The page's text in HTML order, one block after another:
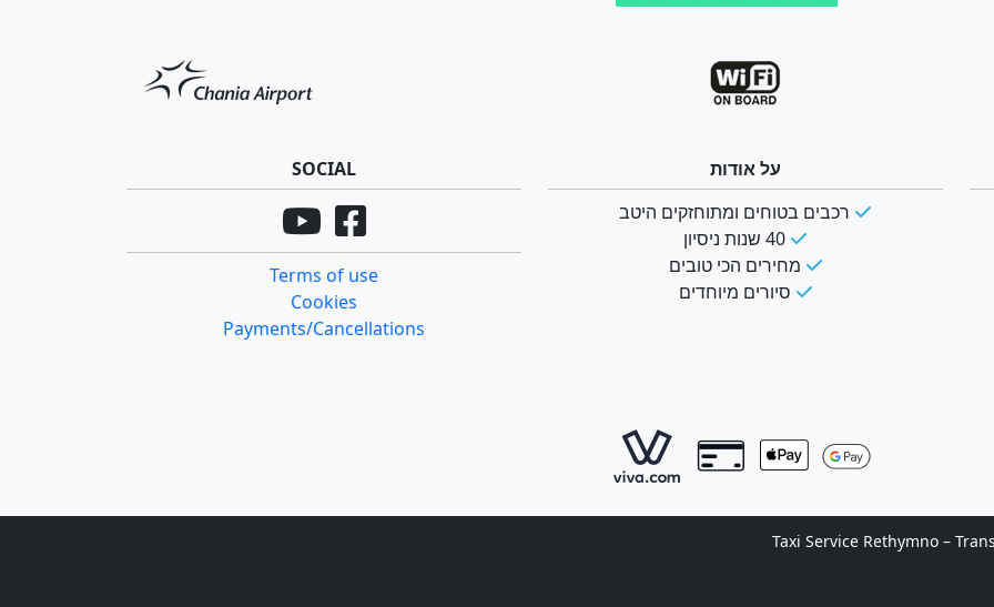
על אודות
רכבים בטוחים ומתוחזקים היטב
מחירים הכי טובים
סיורים מיוחדים
SOCIAL
Terms of use
Cookies
Payments/Cancellations
© 2011- 2026 Taxi Service